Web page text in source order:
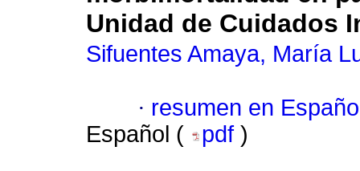
Unidad de Cuidados
Sifuentes Amaya, María
· resumen en
Español (
pdf )